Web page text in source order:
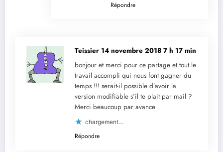
Répondre
Teissier 14 novembre 2018 7 h 17 min
bonjour et merci pour ce partage et tout le
travail accompli qui nous font gagner du
temps !!! serait-il possible d’avoir la
version modifiable s’il te plait par mail ?
Merci beaucoup par avance
chargement…
Répondre